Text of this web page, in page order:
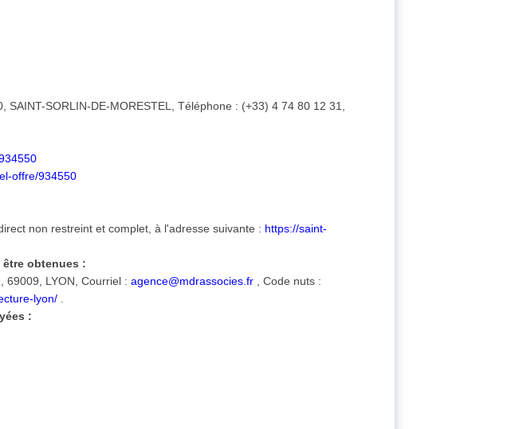
SORLIN-DE-MORESTEL, Téléphone : (+33) 4 74 80 12 31,
offre/934550
non restreint et complet, à l'adresse suivante : https://saint-
obtenues :
69009, LYON, Courriel :agence@mdrassocies.fr , Code nuts :
lyon/ .
: